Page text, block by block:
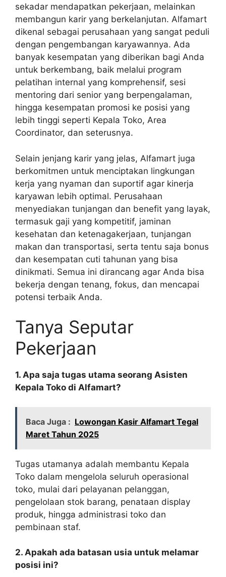
sekadar mendapatkan pekerjaan, melainkan
membangun karir yang berkelanjutan. Alfamart
dikenal sebagai perusahaan yang sangat peduli
dengan pengembangan karyawannya. Ada
banyak kesempatan yang diberikan bagi Anda
untuk berkembang, baik melalui program
pelatihan internal yang komprehensif, sesi
mentoring dari senior yang berpengalaman,
hingga kesempatan promosi ke posisi yang
lebih tinggi seperti Kepala Toko, Area
Coordinator, dan seterusnya.
Selain jenjang karir yang jelas, Alfamart juga
berkomitmen untuk menciptakan lingkungan
kerja yang nyaman dan suportif agar kinerja
karyawan lebih optimal. Perusahaan
menyediakan tunjangan dan benefit yang layak,
termasuk gaji yang kompetitif, jaminan
kesehatan dan ketenagakerjaan, tunjangan
makan dan transportasi, serta tentu saja bonus
dan kesempatan cuti tahunan yang bisa
dinikmati. Semua ini dirancang agar Anda bisa
bekerja dengan tenang, fokus, dan mencapai
potensi terbaik Anda.
Tanya Seputar
Pekerjaan
1. Apa saja tugas utama seorang Asisten
Kepala Toko di Alfamart?
Baca Juga : Lowongan Kasir Alfamart Tegal
Maret Tahun 2025
Tugas utamanya adalah membantu Kepala
Toko dalam mengelola seluruh operasional
toko, mulai dari pelayanan pelanggan,
pengelolaan stok barang, penataan display
produk, hingga administrasi toko dan
pembinaan staf.
2. Apakah ada batasan usia untuk melamar
posisi ini?